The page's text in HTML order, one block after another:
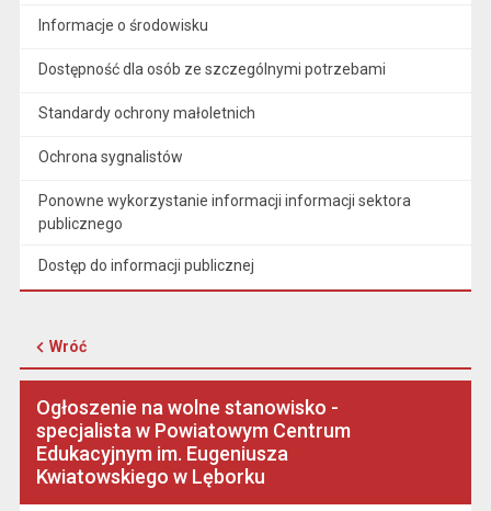
Informacje o środowisku
Dostępność dla osób ze szczególnymi potrzebami
Standardy ochrony małoletnich
Ochrona sygnalistów
Ponowne wykorzystanie informacji informacji sektora
publicznego
Dostęp do informacji publicznej
Wróć
Ogłoszenie na wolne stanowisko -
specjalista w Powiatowym Centrum
Edukacyjnym im. Eugeniusza
Kwiatowskiego w Lęborku